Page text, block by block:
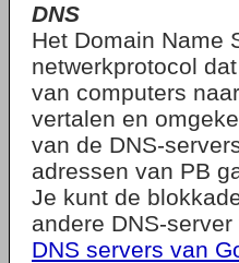
DNS
Het Domain Name
netwerkprotocol
van computers
vertalen en
van de DNS-
adressen van PB
Je kunt de
andere DNS-
DNS servers van